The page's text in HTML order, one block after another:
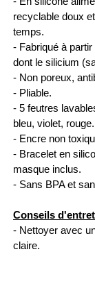
recyclable doux
temps.
- Fabriqué à
dont le silicium
- Non poreux,
- Pliable.
- 5 feutres
bleu, violet, rouge.
- Encre non
- Bracelet en
masque inclus.
- Sans BPA et
Conseils
- Nettoyer avec
claire.